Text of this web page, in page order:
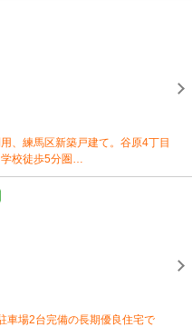
、練馬区新築戸建て。谷原4丁目
校徒歩5分圏…
車場2台完備の長期優良住宅で